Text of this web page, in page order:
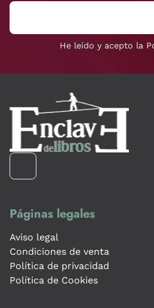
He leído y acepto la
Páginas legales
Aviso legal
Condiciones de venta
Política de privacidad
Política de Cookies